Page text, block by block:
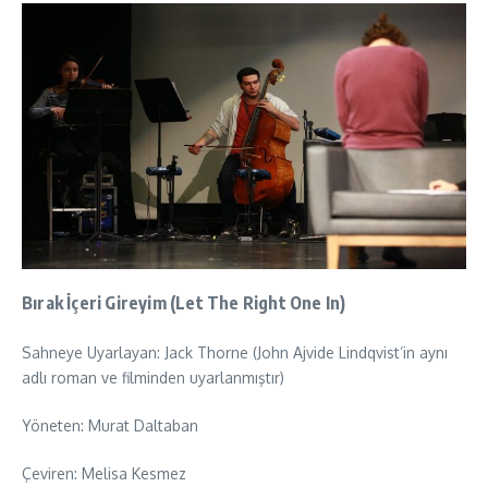
Bırak İçeri Gireyim (Let The Right One In)
Sahneye Uyarlayan: Jack Thorne (John Ajvide Lindqvist’in aynı
adlı roman ve filminden uyarlanmıştır)
Yöneten: Murat Daltaban
Çeviren: Melisa Kesmez